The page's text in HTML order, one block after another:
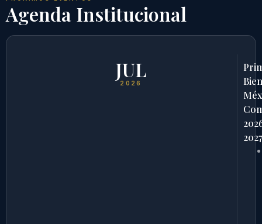
Agenda Institucional
JUL
2026
2027